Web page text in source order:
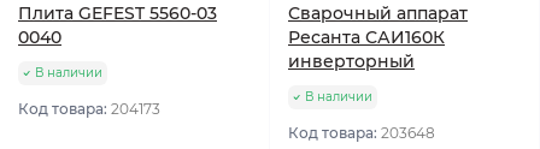
Плита GEFEST 5560-03
0040
В наличии
Код товара: 204173
Сварочный аппарат
Ресанта САИ160К
инверторный
В наличии
Код товара: 203648